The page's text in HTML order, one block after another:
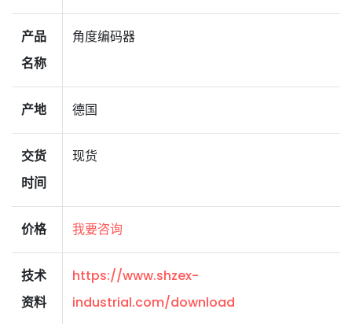
产品
名称
角度编码器
产地 德国
交货
时间
现货
价格 我要咨询
技术
资料
https://www.shzex-
industrial.com/download